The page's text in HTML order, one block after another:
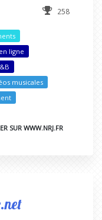
258
ligne
musicales
SUR WWW.NRJ.FR